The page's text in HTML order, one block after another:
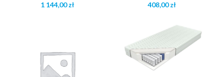
zł
zł